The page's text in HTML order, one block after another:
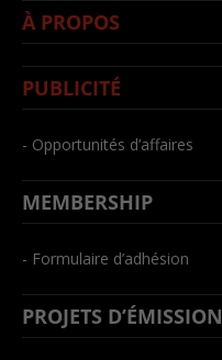
À PROPOS
PUBLICITÉ
- Opportunités d’affaires
MEMBERSHIP
- Formulaire d’adhésion
PROJETS D’ÉMISSION